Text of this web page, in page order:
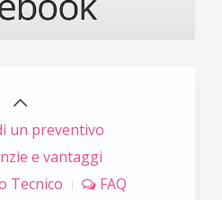
un preventivo
e vantaggi
Tecnico
FAQ